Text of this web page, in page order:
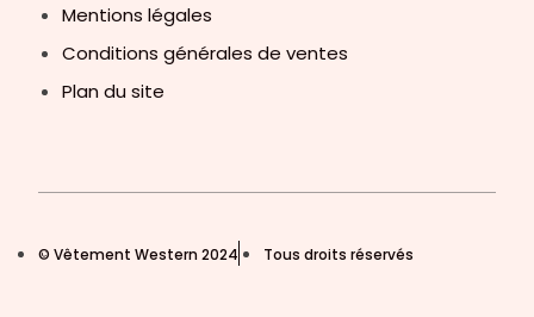
Mentions légales
Conditions générales de ventes
Plan du site
© Vêtement Western 2024 Tous droits réservés